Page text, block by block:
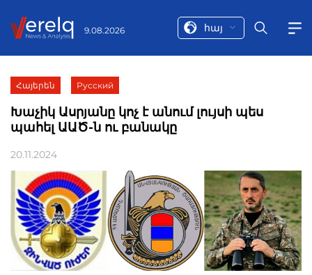
9.08.2026 հայ
Հայերեն Русский
Խաչիկ Ասրյանը կոչ է անում լույսի պես
պահել ԱԱԾ-ն ու բանակը
20.11.2024